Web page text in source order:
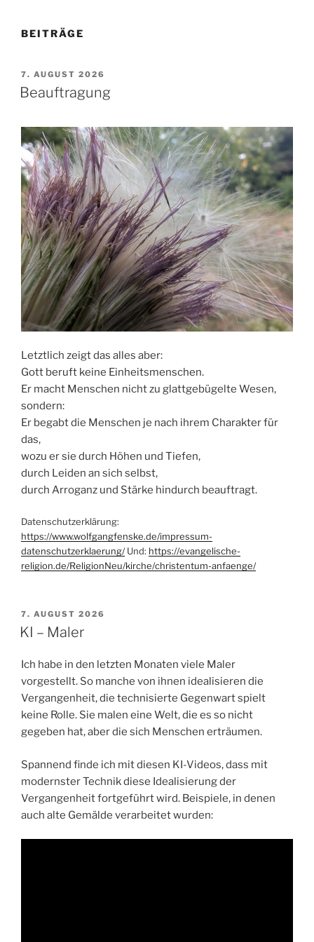
BEITRÄGE
VERÖFFENTLICHT
AM
7. AUGUST 2026
Beauftragung
Letztlich zeigt das alles aber:
Gott beruft keine Einheitsmenschen.
Er macht Menschen nicht zu glattgebügelte Wesen,
sondern:
Er begabt die Menschen je nach ihrem Charakter für
das,
wozu er sie durch Höhen und Tiefen,
durch Leiden an sich selbst,
durch Arroganz und Stärke hindurch beauftragt.
Datenschutzerklärung:
https://www.wolfgangfenske.de/impressum-
datenschutzerklaerung/Und: https://evangelische-
religion.de/ReligionNeu/kirche/christentum-anfaenge/
VERÖFFENTLICHT
AM
7. AUGUST 2026
KI – Maler
Ich habe in den letzten Monaten viele Maler
vorgestellt. So manche von ihnen idealisieren die
Vergangenheit, die technisierte Gegenwart spielt
keine Rolle. Sie malen eine Welt, die es so nicht
gegeben hat, aber die sich Menschen erträumen.
Spannend finde ich mit diesen KI-Videos, dass mit
modernster Technik diese Idealisierung der
Vergangenheit fortgeführt wird. Beispiele, in denen
auch alte Gemälde verarbeitet wurden: